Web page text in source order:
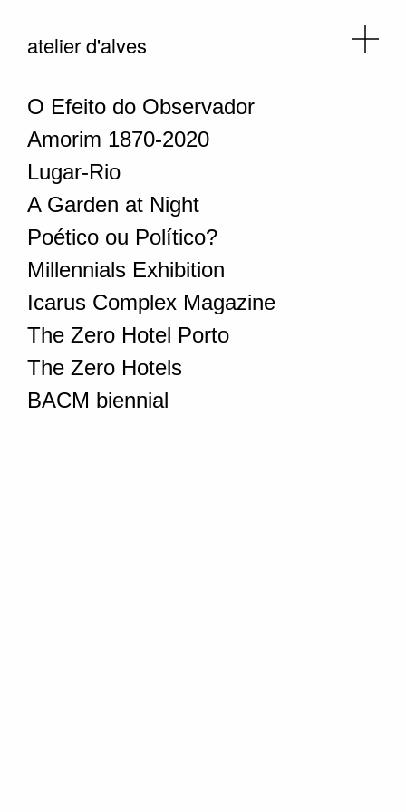
atelier d'alves
O Efeito do Observador
Amorim 1870-2020
Lugar-Rio
A Garden at Night
Poético ou Político?
Millennials Exhibition
Icarus Complex Magazine
The Zero Hotel Porto
The Zero Hotels
BACM biennial